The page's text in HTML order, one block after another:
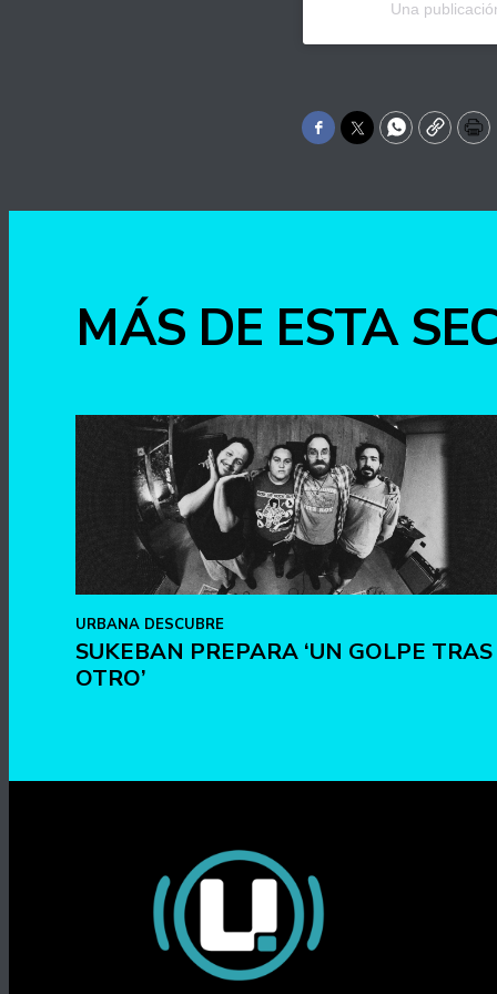
Una
Facebook
TwitterWhatsApp
Copy
MÁS DE ESTA
URBANA DESCUBRE
SUKEBAN PREPARA ‘UN GOLPE TRAS
OTRO’